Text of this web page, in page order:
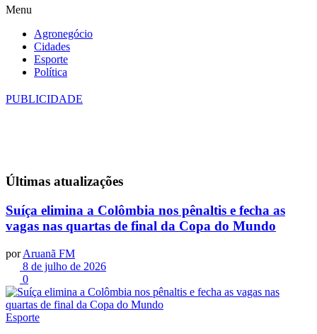
Menu
Agronegócio
Cidades
Esporte
Política
PUBLICIDADE
Últimas atualizações
Suíça elimina a Colômbia nos pênaltis e fecha as
vagas nas quartas de final da Copa do Mundo
por Aruanã FM
8 de julho de 2026
0
Esporte